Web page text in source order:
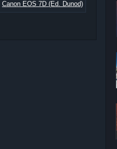
Canon EOS 7D (Ed. Dunod)